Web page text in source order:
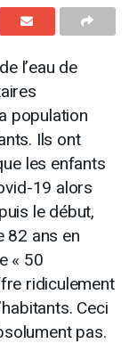
l’eau de
population
Ils ont
les enfants
19 alors
le début,
82 ans en
« 50
ridiculement
Ceci
pas.